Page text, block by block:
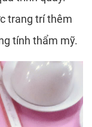
trang trí thêm
tính thẩm mỹ.